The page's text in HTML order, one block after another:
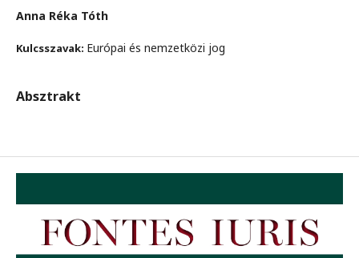
Anna Réka Tóth
Kulcsszavak: Európai és nemzetközi jog
Absztrakt